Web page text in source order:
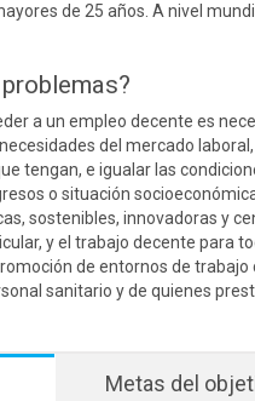
de 25 años. A nivel
a un empleo decente es
del mercado
tengan, e igualar las
o situación
sostenibles, innovadoras y
y el trabajo decente para
de entornos de
sanitario y de quienes
Metas del